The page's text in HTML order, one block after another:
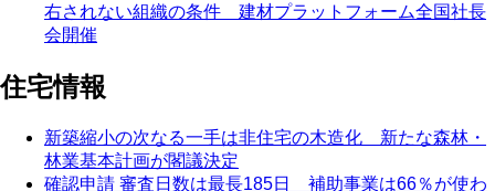
右されない組織の条件 建材プラットフォーム全国社長
会開催
住宅情報
新築縮小の次なる一手は非住宅の木造化 新たな森林・
林業基本計画が閣議決定
確認申請 審査日数は最長185日 補助事業は66％が使わ